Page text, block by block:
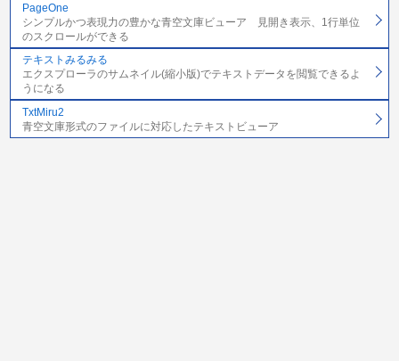
PageOne
シンプルかつ表現力の豊かな青空文庫ビューア 見開き表示、1行単位
のスクロールができる
テキストみるみる
エクスプローラのサムネイル(縮小版)でテキストデータを閲覧できるよ
うになる
TxtMiru2
青空文庫形式のファイルに対応したテキストビューア